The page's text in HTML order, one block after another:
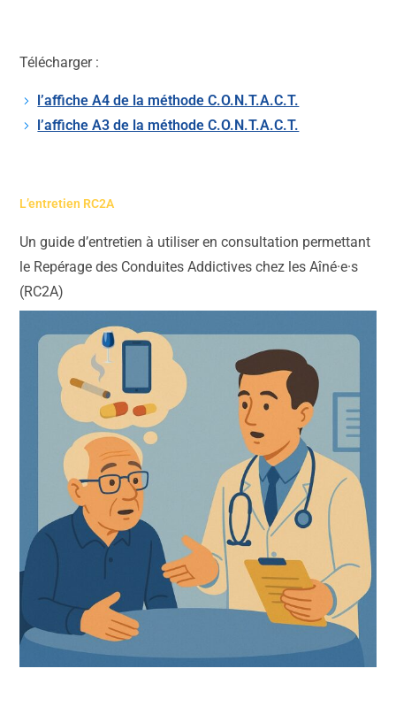
Télécharger :
l’affiche A4 de la méthode C.O.N.T.A.C.T.
l’affiche A3 de la méthode C.O.N.T.A.C.T.
L’entretien RC2A
Un guide d’entretien à utiliser en consultation permettant
le Repérage des Conduites Addictives chez les Aîné·e·s
(RC2A)